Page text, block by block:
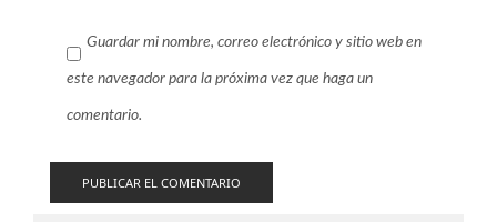
Guardar mi nombre, correo electrónico y sitio web en
este navegador para la próxima vez que haga un
comentario.